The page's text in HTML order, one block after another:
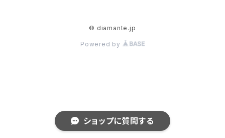
ショップに質問する
Fantasy ファンタジー Collection
© diamante.jp
Powered by